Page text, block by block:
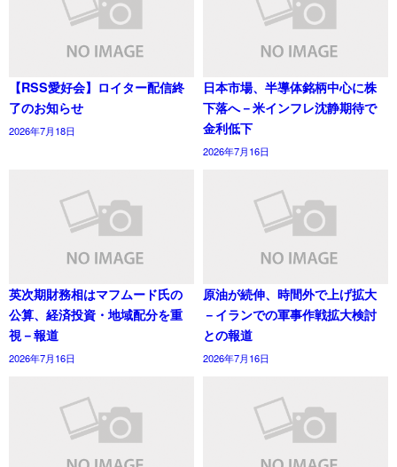
【RSS愛好会】ロイター配信終
了のお知らせ
2026年7月18日
日本市場、半導体銘柄中心に株
下落へ－米インフレ沈静期待で
金利低下
2026年7月16日
英次期財務相はマフムード氏の
公算、経済投資・地域配分を重
視－報道
2026年7月16日
原油が続伸、時間外で上げ拡大
－イランでの軍事作戦拡大検討
との報道
2026年7月16日